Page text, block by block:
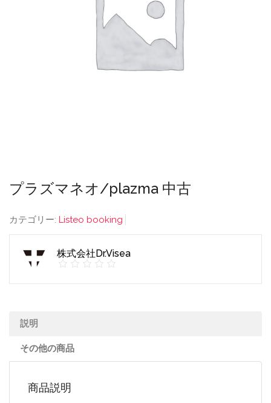
プラズマネオ/plazma 中古
カテゴリー: Listeo booking
株式会社Dr.Visea
説明
その他の商品
商品説明